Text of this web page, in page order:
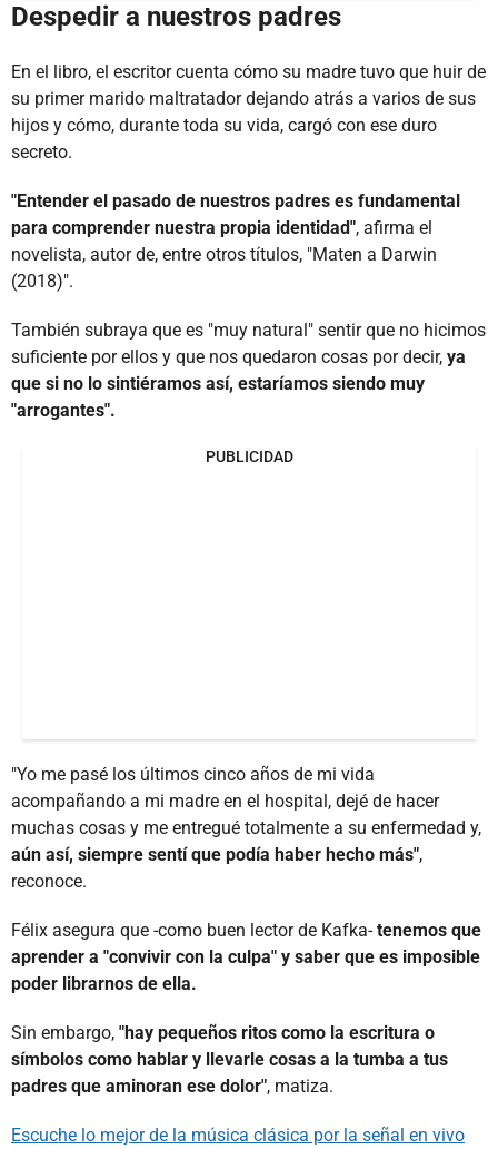
Despedir a nuestros padres
En el libro, el escritor cuenta cómo su madre tuvo que huir de
su primer marido maltratador dejando atrás a varios de sus
hijos y cómo, durante toda su vida, cargó con ese duro
secreto.
"Entender el pasado de nuestros padres es fundamental
para comprender nuestra propia identidad", afirma el
novelista, autor de, entre otros títulos, "Maten a Darwin
(2018)".
También subraya que es "muy natural" sentir que no hicimos
suficiente por ellos y que nos quedaron cosas por decir, ya
que si no lo sintiéramos así, estaríamos siendo muy
"arrogantes".
PUBLICIDAD
"Yo me pasé los últimos cinco años de mi vida
acompañando a mi madre en el hospital, dejé de hacer
muchas cosas y me entregué totalmente a su enfermedad y,
aún así, siempre sentí que podía haber hecho más",
reconoce.
Félix asegura que -como buen lector de Kafka-tenemos que
aprender a "convivir con la culpa" y saber que es imposible
poder librarnos de ella.
Sin embargo, "hay pequeños ritos como la escritura o
símbolos como hablar y llevarle cosas a la tumba a tus
padres que aminoran ese dolor", matiza.
Escuche lo mejor de la música clásica por la señal en vivo